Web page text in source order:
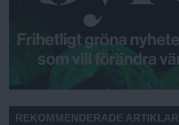
REKOMMENDERADE ARTIKLAR